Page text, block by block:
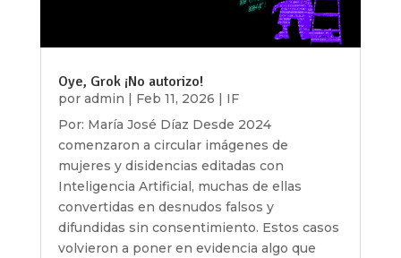
Oye, Grok ¡No autorizo!
por admin | Feb 11, 2026 | IF
Por: María José Díaz Desde 2024
comenzaron a circular imágenes de
mujeres y disidencias editadas con
Inteligencia Artificial, muchas de ellas
convertidas en desnudos falsos y
difundidas sin consentimiento. Estos casos
volvieron a poner en evidencia algo que